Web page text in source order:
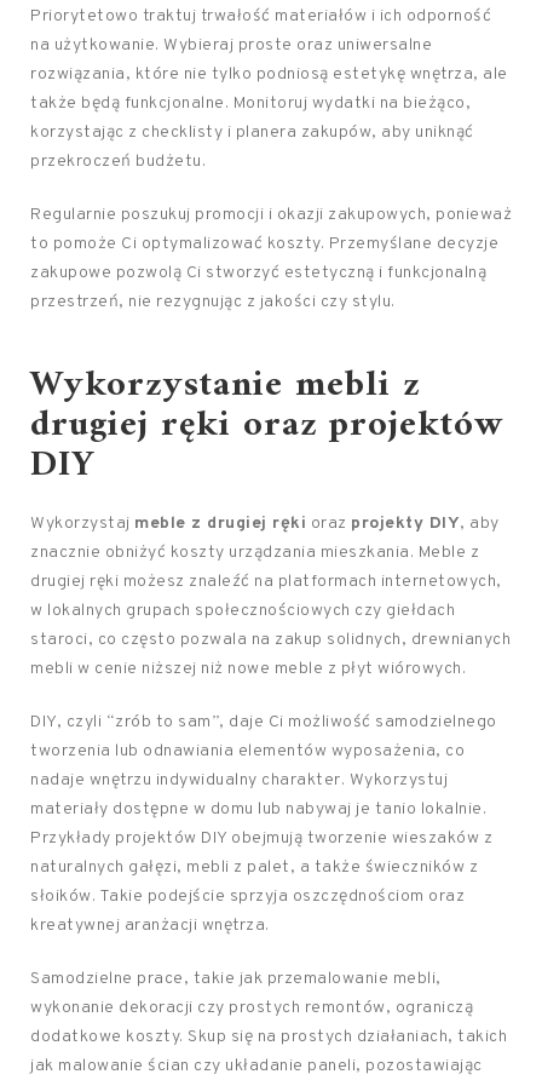
Priorytetowo traktuj trwałość materiałów i ich odporność
na użytkowanie. Wybieraj proste oraz uniwersalne
rozwiązania, które nie tylko podniosą estetykę wnętrza, ale
także będą funkcjonalne. Monitoruj wydatki na bieżąco,
korzystając z checklisty i planera zakupów, aby uniknąć
przekroczeń budżetu.
Regularnie poszukuj promocji i okazji zakupowych, ponieważ
to pomoże Ci optymalizować koszty. Przemyślane decyzje
zakupowe pozwolą Ci stworzyć estetyczną i funkcjonalną
przestrzeń, nie rezygnując z jakości czy stylu.
Wykorzystanie mebli z
drugiej ręki oraz projektów
DIY
Wykorzystaj meble z drugiej ręki oraz projekty DIY, aby
znacznie obniżyć koszty urządzania mieszkania. Meble z
drugiej ręki możesz znaleźć na platformach internetowych,
w lokalnych grupach społecznościowych czy giełdach
staroci, co często pozwala na zakup solidnych, drewnianych
mebli w cenie niższej niż nowe meble z płyt wiórowych.
DIY, czyli “zrób to sam”, daje Ci możliwość samodzielnego
tworzenia lub odnawiania elementów wyposażenia, co
nadaje wnętrzu indywidualny charakter. Wykorzystuj
materiały dostępne w domu lub nabywaj je tanio lokalnie.
Przykłady projektów DIY obejmują tworzenie wieszaków z
naturalnych gałęzi, mebli z palet, a także świeczników z
słoików. Takie podejście sprzyja oszczędnościom oraz
kreatywnej aranżacji wnętrza.
Samodzielne prace, takie jak przemalowanie mebli,
wykonanie dekoracji czy prostych remontów, ograniczą
dodatkowe koszty. Skup się na prostych działaniach, takich
jak malowanie ścian czy układanie paneli, pozostawiając